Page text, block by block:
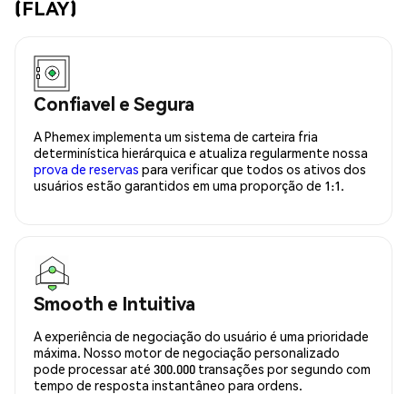
(FLAY)
Confiavel e Segura
A Phemex implementa um sistema de carteira fria
determinística hierárquica e atualiza regularmente nossa
prova de reservas para verificar que todos os ativos dos
usuários estão garantidos em uma proporção de 1:1.
Smooth e Intuitiva
A experiência de negociação do usuário é uma prioridade
máxima. Nosso motor de negociação personalizado
pode processar até 300.000 transações por segundo com
tempo de resposta instantâneo para ordens.